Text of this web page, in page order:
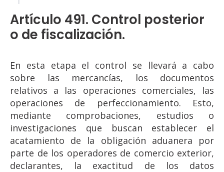
Artículo 491. Control posterior
o de fiscalización.
En esta etapa el control se llevará a cabo
sobre las mercancías, los documentos
relativos a las operaciones comerciales, las
operaciones de perfeccionamiento. Esto,
mediante comprobaciones, estudios o
investigaciones que buscan establecer el
acatamiento de la obligación aduanera por
parte de los operadores de comercio exterior,
declarantes, la exactitud de los datos